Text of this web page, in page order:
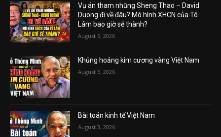
Vụ án tham nhũng Sheng Thao – David
Duong đi về đâu? Mô hình XHCN của Tô
Lâm bao giờ sẽ thành?
August 5, 2026
Khủng hoảng kim cương vàng Việt Nam
August 5, 2026
Bài toán kinh tế Việt Nam
August 3, 2026